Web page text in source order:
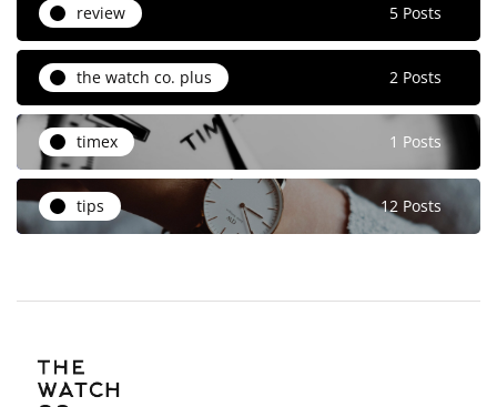
review 5 Posts
the watch co. plus 2 Posts
timex 1 Posts
tips 12 Posts